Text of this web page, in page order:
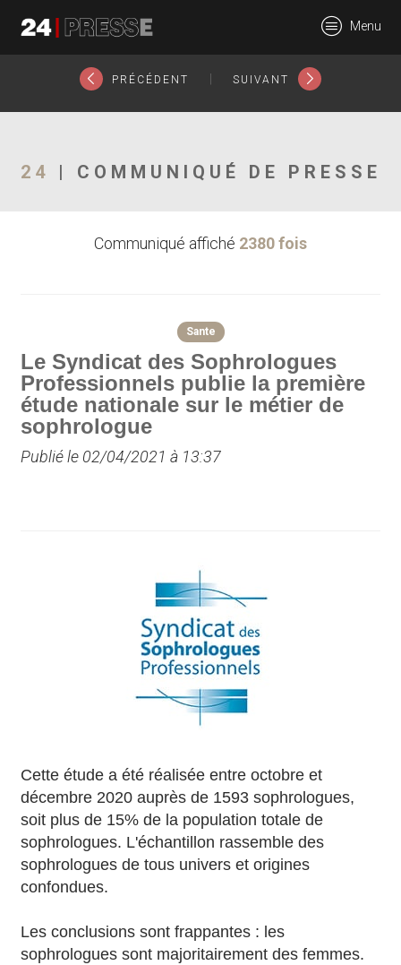
24Presse -
Communiqués de
Menu
PRÉCÉDENT SUIVANT
24 | COMMUNIQUÉ DE PRESSE
Communiqué affiché 2380 fois
Sante
Le Syndicat des Sophrologues
Professionnels publie la première
étude nationale sur le métier de
sophrologue
Publié le 02/04/2021 à 13:37
Cette étude a été réalisée entre octobre et
décembre 2020 auprès de 1593 sophrologues,
soit plus de 15% de la population totale de
sophrologues. L'échantillon rassemble des
sophrologues de tous univers et origines
confondues.
Les conclusions sont frappantes : les
sophrologues sont majoritairement des femmes.